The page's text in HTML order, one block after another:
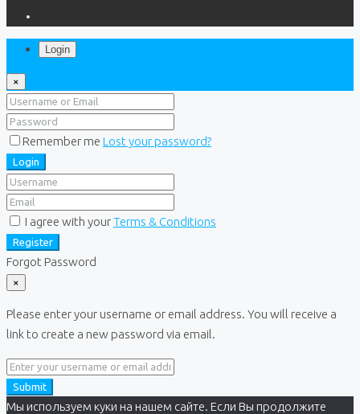
Login
×
Remember me Lost your password?
Login
I agree with yourTerms & Conditions
Register
Forgot Password
×
Please enter your username or email address. You will receive a
link to create a new password via email.
Submit
Мы используем куки на нашем сайте. Если Вы продолжите